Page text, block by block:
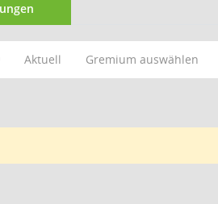
Aktuell Gremium auswählen